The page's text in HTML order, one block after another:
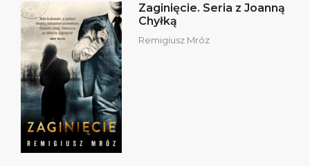
Zaginięcie. Seria z Joanną
Chyłką
Remigiusz Mróz